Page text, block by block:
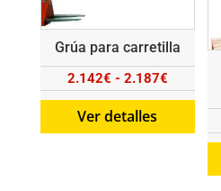
Grúa para carretilla
2.142€ - 2.187€Rango
de
Ver detalles